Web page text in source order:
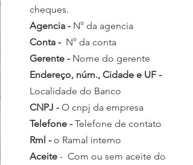
cheques.
Agencia - N° da agencia
Conta - N° da conta
Gerente - Nome do gerente
Endereço, núm., Cidade e UF -
Localidade do Banco
CNPJ - O cnpj da empresa
Telefone - Telefone de contato
Rml - o Ramal interno
Aceite -  Com ou sem aceite do